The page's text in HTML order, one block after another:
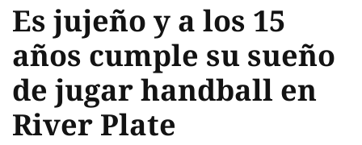
Es jujeño y a los 15
años cumple su sueño
de jugar handball en
River Plate